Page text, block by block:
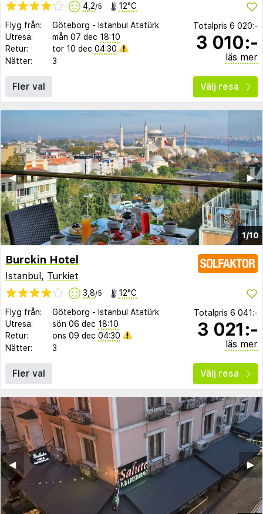
4,2/5 12°C
Flyg från: Göteborg - Istanbul Atatürk
Utresa:
mån 07 dec 18:10
Retur:
tor 10 dec 04:30
Nätter:
3
Totalpris 6 020:-
3 010:-
läs mer
Fler val Välj resa
1/10
▶︎
◀︎
Burckin Hotel
Istanbul, Turkiet
3,8/5 12°C
Flyg från: Göteborg - Istanbul Atatürk
Utresa:
sön 06 dec 18:10
Retur:
ons 09 dec 04:30
Nätter:
3
Totalpris 6 041:-
3 021:-
läs mer
Fler val Välj resa
▶︎
◀︎